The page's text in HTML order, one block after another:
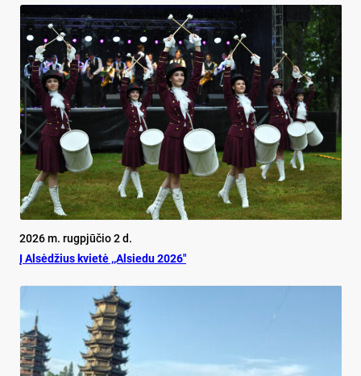
2026 m. rugpjūčio 2 d.
Į Alsėdžius kvietė ,,Alsiedu 2026″